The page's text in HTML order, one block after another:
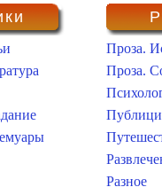
Проза.
Проза.
Разное